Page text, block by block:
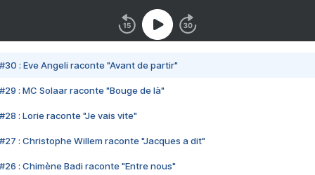
#30 : Eve Angeli raconte "Avant de partir"
#29 : MC Solaar raconte "Bouge de là"
#28 : Lorie raconte "Je vais vite"
#27 : Christophe Willem raconte "Jacques a dit"
#26 : Chimène Badi raconte "Entre nous"